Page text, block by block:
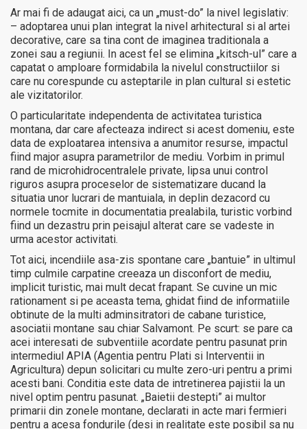
Ar mai fi de adaugat aici, ca un „must-do” la nivel legislativ:
– adoptarea unui plan integrat la nivel arhitectural si al artei
decorative, care sa tina cont de imaginea traditionala a
zonei sau a regiunii. In acest fel se elimina „kitsch-ul” care a
capatat o amploare formidabila la nivelul constructiilor si
care nu corespunde cu asteptarile in plan cultural si estetic
ale vizitatorilor.
O particularitate independenta de activitatea turistica
montana, dar care afecteaza indirect si acest domeniu, este
data de exploatarea intensiva a anumitor resurse, impactul
fiind major asupra parametrilor de mediu. Vorbim in primul
rand de microhidrocentralele private, lipsa unui control
riguros asupra proceselor de sistematizare ducand la
situatia unor lucrari de mantuiala, in deplin dezacord cu
normele tocmite in documentatia prealabila, turistic vorbind
fiind un dezastru prin peisajul alterat care se vadeste in
urma acestor activitati.
Tot aici, incendiile asa-zis spontane care „bantuie” in ultimul
timp culmile carpatine creeaza un disconfort de mediu,
implicit turistic, mai mult decat frapant. Se cuvine un mic
rationament si pe aceasta tema, ghidat fiind de informatiile
obtinute de la multi adminsitratori de cabane turistice,
asociatii montane sau chiar Salvamont. Pe scurt: se pare ca
acei interesati de subventiile acordate pentru pasunat prin
intermediul APIA (Agentia pentru Plati si Interventii in
Agricultura) depun solicitari cu multe zero-uri pentru a primi
acesti bani. Conditia este data de intretinerea pajistii la un
nivel optim pentru pasunat. „Baietii destepti” ai multor
primarii din zonele montane, declarati in acte mari fermieri
pentru a acesa fondurile (desi in realitate este posibil sa nu